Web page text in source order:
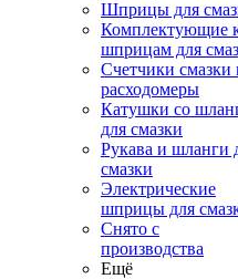
Шприцы для
Комплектующие
шприцам для
Счетчики смазки
расходомеры
Катушки со
для смазки
Рукава и шланги
смазки
Электрические
шприцы для
Снято с
производства
Ещё